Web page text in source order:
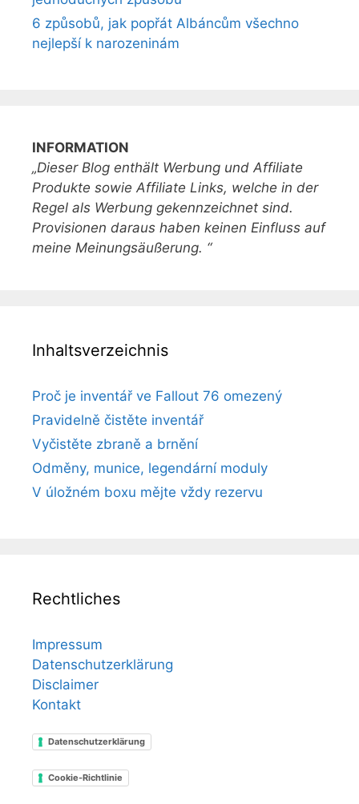
6 způsobů, jak popřát Albáncům všechno
nejlepší k narozeninám
INFORMATION
„Dieser Blog enthält Werbung und Affiliate
Produkte sowie Affiliate Links, welche in der
Regel als Werbung gekennzeichnet sind.
Provisionen daraus haben keinen Einfluss auf
meine Meinungsäußerung. “
Inhaltsverzeichnis
Proč je inventář ve Fallout 76 omezený
Pravidelně čistěte inventář
Vyčistěte zbraně a brnění
Odměny, munice, legendární moduly
V úložném boxu mějte vždy rezervu
Rechtliches
Impressum
Datenschutzerklärung
Disclaimer
Kontakt
Datenschutzerklärung
Cookie-Richtlinie